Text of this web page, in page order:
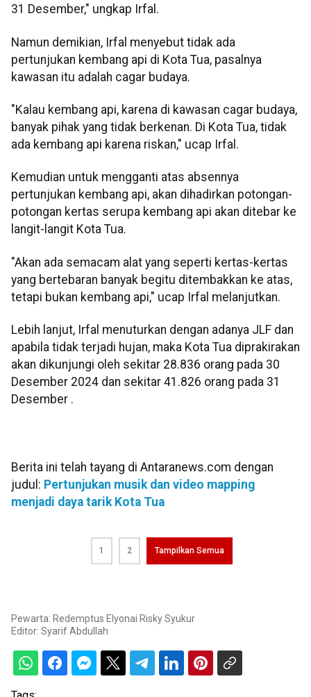
31 Desember," ungkap Irfal.
Namun demikian, Irfal menyebut tidak ada
pertunjukan kembang api di Kota Tua, pasalnya
kawasan itu adalah cagar budaya.
"Kalau kembang api, karena di kawasan cagar budaya,
banyak pihak yang tidak berkenan. Di Kota Tua, tidak
ada kembang api karena riskan," ucap Irfal.
Kemudian untuk mengganti atas absennya
pertunjukan kembang api, akan dihadirkan potongan-
potongan kertas serupa kembang api akan ditebar ke
langit-langit Kota Tua.
"Akan ada semacam alat yang seperti kertas-kertas
yang bertebaran banyak begitu ditembakkan ke atas,
tetapi bukan kembang api," ucap Irfal melanjutkan.
Lebih lanjut, Irfal menuturkan dengan adanya JLF dan
apabila tidak terjadi hujan, maka Kota Tua diprakirakan
akan dikunjungi oleh sekitar 28.836 orang pada 30
Desember 2024 dan sekitar 41.826 orang pada 31
Desember .
Berita ini telah tayang di Antaranews.com dengan
judul: Pertunjukan musik dan video mapping
menjadi daya tarik Kota Tua
1 2 Tampilkan Semua
Pewarta: Redemptus Elyonai Risky Syukur
Editor: Syarif Abdullah